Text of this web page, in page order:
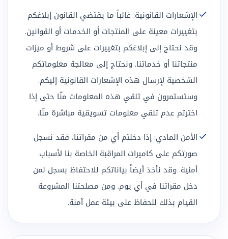
الإشعارات القانونية: غالباً ما يقتضي القانون إبلاغكم
بتغييرات معينة على المنتجات أو الخدمات أو القوانين.
وقد نحتاج إلى إبلاغكم بتغييرات على شروط أو ميزات
منتجاتنا أو خدماتنا. ونحتاج إلى معالجة معلوماتكم
الشخصية لإرسال هذه الإشعارات القانونية إليكم.
وستستمرون في تلقي هذه المعلومات منّا حتى إذا
اخترتم عدم تلقي معلومات تسويقية مباشرة منّا.
الأمن المادي: إذا دخلتم أي من مقراتنا، فقد نسجل
صورتكم على كاميرات المراقبة الخاصة بنا لأسباب
أمنية. وقد نأخذ أيضاً بياناتكم للاحتفاظ بسجل لمن
دخل مقراتنا في أي يوم. ومن مصلحتنا المشروعة
القيام بذلك للحفاظ على بيئة عمل آمنة.